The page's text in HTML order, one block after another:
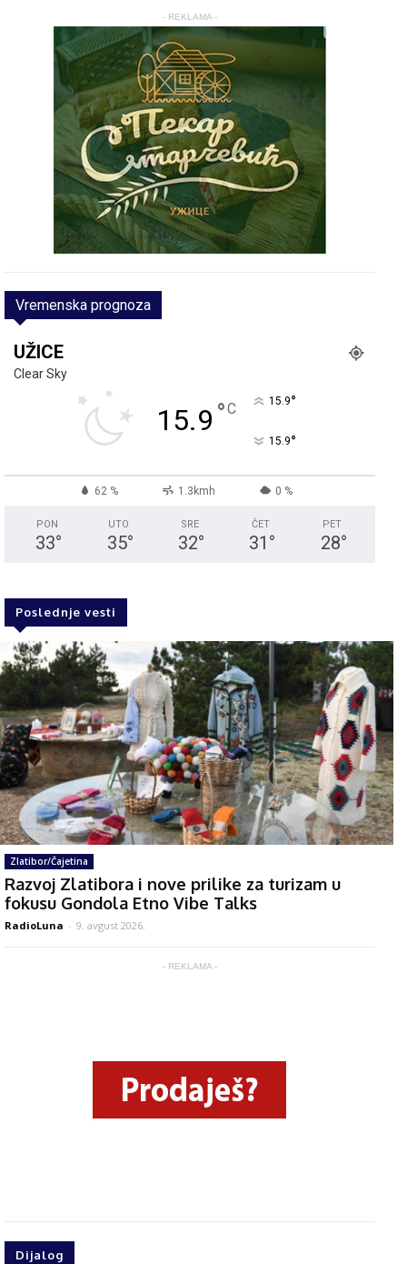
- REKLAMA -
Vremenska prognoza
UŽICE
Clear Sky
15.9 °C 15.9°
15.9°
62 % 1.3kmh 0 %
PON
33°
UTO
35°
SRE
32°
ČET
31 °
PET
28°
Poslednje vesti
Zlatibor/Čajetina
Razvoj Zlatibora i nove prilike za turizam u
fokusu Gondola Etno Vibe Talks
RadioLuna - 9. avgust 2026.
- REKLAMA -
Dijalog